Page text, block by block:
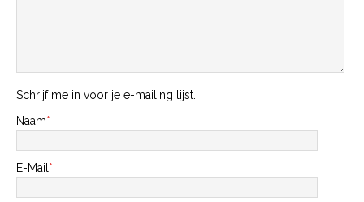
Schrijf me in voor je e-mailing lijst.
Naam*
E-Mail *